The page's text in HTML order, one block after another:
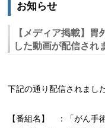
お知らせ
【メディア掲載】
した動画が配信され
下記の通り配信されまし
【番組名】 ：「がん手